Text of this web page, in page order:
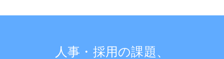
人事・採用の課題、